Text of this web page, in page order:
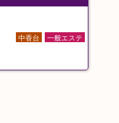
一般エステ
中香台